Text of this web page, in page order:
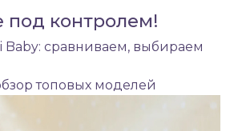
под контролем!
сравниваем, выбираем
топовых моделей